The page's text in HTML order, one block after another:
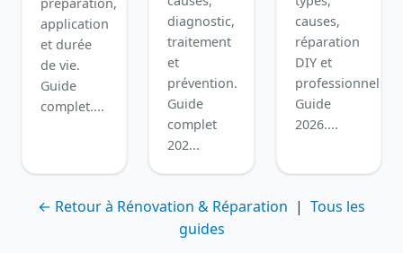
application
et durée
de vie.
Guide
complet....
diagnostic,
traitement
et
prévention.
Guide
complet
202...
causes,
réparation
DIY et
professionnelle.
Guide
2026....
← Retour à Rénovation & Réparation | Tous les
guides